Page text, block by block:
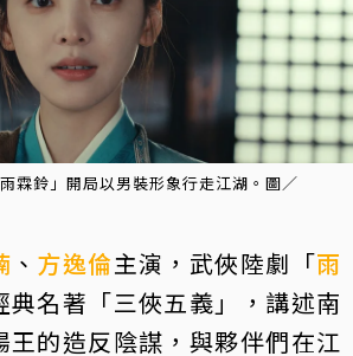
霖鈴」開局以男裝形象行走江湖。圖／
、 方逸倫主演，武俠陸劇「雨
典名著「三俠五義」，講述南
王的造反陰謀，與夥伴們在江